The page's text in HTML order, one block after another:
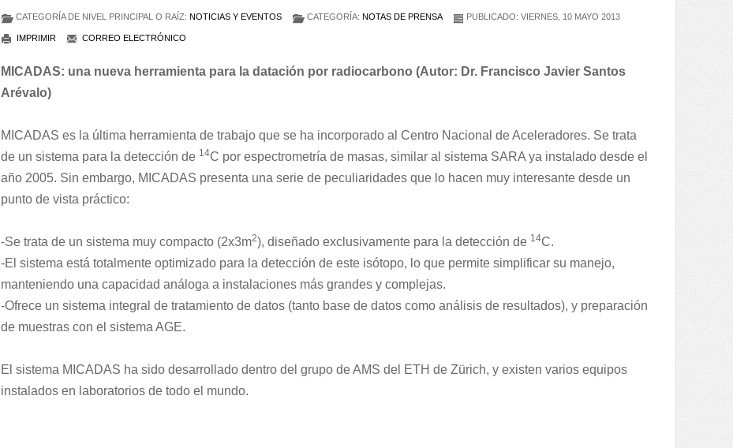
CATEGORÍA DE NIVEL PRINCIPAL O RAÍZ: NOTICIAS Y EVENTOS CATEGORÍA: NOTAS DE PRENSA PUBLICADO: VIERNES, 10 MAYO 2013
IMPRIMIR CORREO ELECTRÓNICO
MICADAS: una nueva herramienta para la datación por radiocarbono (Autor: Dr. Francisco Javier Santos
Arévalo)
MICADAS es la última herramienta de trabajo que se ha incorporado al Centro Nacional de Aceleradores. Se trata
de un sistema para la detección de 14C por espectrometría de masas, similar al sistema SARA ya instalado desde el
año 2005. Sin embargo, MICADAS presenta una serie de peculiaridades que lo hacen muy interesante desde un
punto de vista práctico:
-Se trata de un sistema muy compacto (2x3m2), diseñado exclusivamente para la detección de 14C.
-El sistema está totalmente optimizado para la detección de este isótopo, lo que permite simplificar su manejo,
manteniendo una capacidad análoga a instalaciones más grandes y complejas.
-Ofrece un sistema integral de tratamiento de datos (tanto base de datos como análisis de resultados), y preparación
de muestras con el sistema AGE.
El sistema MICADAS ha sido desarrollado dentro del grupo de AMS del ETH de Zürich, y existen varios equipos
instalados en laboratorios de todo el mundo.